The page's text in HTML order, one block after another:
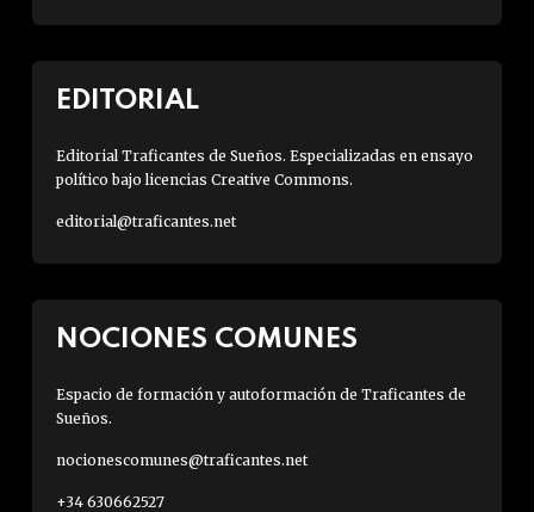
EDITORIAL
Editorial Traficantes de Sueños. Especializadas en ensayo
político bajo licencias Creative Commons.
editorial@traficantes.net
NOCIONES COMUNES
Espacio de formación y autoformación de Traficantes de
Sueños.
nocionescomunes@traficantes.net
+34 630662527